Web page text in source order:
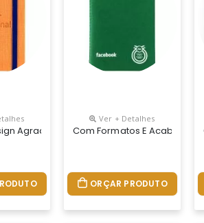
Pautadas Com Tom Marfim No
Em Couro Sintético Com Folhas
Agradável E De Grande Utilidade, O
Ver + Detalhes
Com Formatos E
ORÇAR PRODUTO